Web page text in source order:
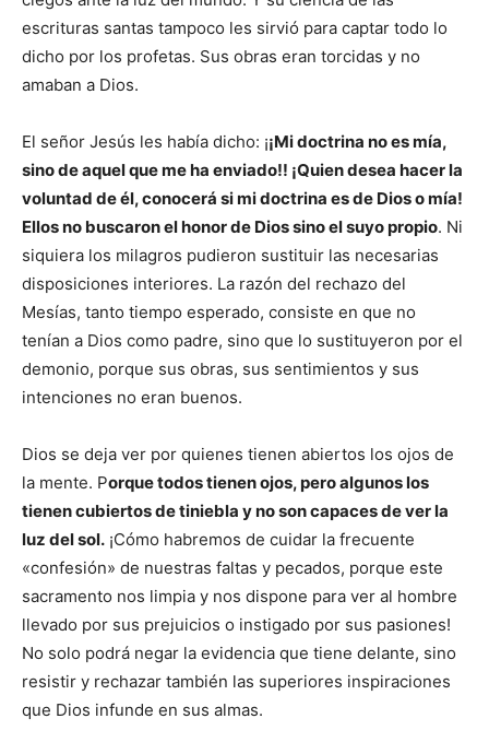
escrituras santas tampoco les sirvió para captar todo lo
dicho por los profetas. Sus obras eran torcidas y no
amaban a Dios.
El señor Jesús les había dicho: ¡¡Mi doctrina no es mía,
sino de aquel que me ha enviado!! ¡Quien desea hacer la
voluntad de él, conocerá si mi doctrina es de Dios o mía!
Ellos no buscaron el honor de Dios sino el suyo propio. Ni
siquiera los milagros pudieron sustituir las necesarias
disposiciones interiores. La razón del rechazo del
Mesías, tanto tiempo esperado, consiste en que no
tenían a Dios como padre, sino que lo sustituyeron por el
demonio, porque sus obras, sus sentimientos y sus
intenciones no eran buenos.
Dios se deja ver por quienes tienen abiertos los ojos de
la mente. Porque todos tienen ojos, pero algunos los
tienen cubiertos de tiniebla y no son capaces de ver la
luz del sol. ¡Cómo habremos de cuidar la frecuente
«confesión» de nuestras faltas y pecados, porque este
sacramento nos limpia y nos dispone para ver al hombre
llevado por sus prejuicios o instigado por sus pasiones!
No solo podrá negar la evidencia que tiene delante, sino
resistir y rechazar también las superiores inspiraciones
que Dios infunde en sus almas.